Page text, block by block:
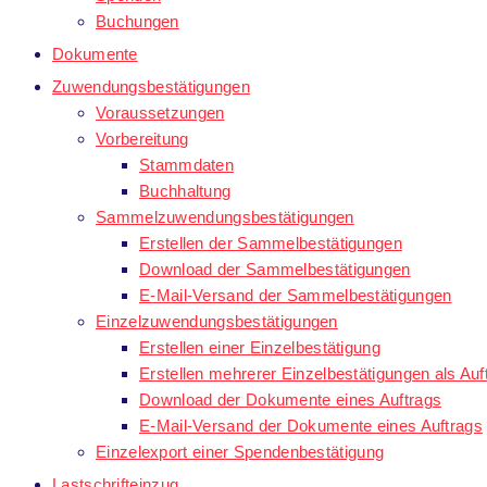
Buchungen
Dokumente
Zuwendungsbestätigungen
Voraussetzungen
Vorbereitung
Stammdaten
Buchhaltung
Sammelzuwendungsbestätigungen
Erstellen der Sammelbestätigungen
Download der Sammelbestätigungen
E-Mail-Versand der Sammelbestätigungen
Einzelzuwendungsbestätigungen
Erstellen einer Einzelbestätigung
Erstellen mehrerer Einzelbestätigungen als
Download der Dokumente eines Auftrags
E-Mail-Versand der Dokumente eines Auftrags
Einzelexport einer Spendenbestätigung